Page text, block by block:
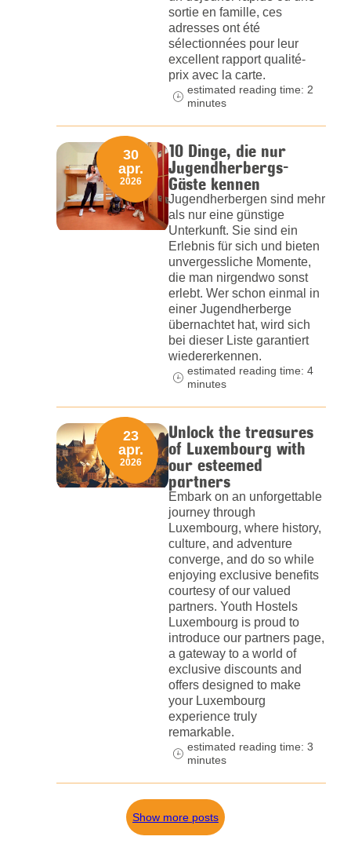
sortie en famille, ces
adresses ont été
sélectionnées pour leur
excellent rapport qualité-
prix avec la carte.
estimated reading time: 2
minutes
10 Dinge, die nur
Jugendherbergs-
Gäste kennen
Jugendherbergen sind mehr
als nur eine günstige
Unterkunft. Sie sind ein
Erlebnis für sich und bieten
unvergessliche Momente,
die man nirgendwo sonst
erlebt. Wer schon einmal in
einer Jugendherberge
übernachtet hat, wird sich
bei dieser Liste garantiert
wiedererkennen.
30
apr.
2026
estimated reading time: 4
minutes
Unlock the treasures
of Luxembourg with
our esteemed
partners
Embark on an unforgettable
journey through
Luxembourg, where history,
culture, and adventure
converge, and do so while
enjoying exclusive benefits
courtesy of our valued
partners. Youth Hostels
Luxembourg is proud to
introduce our partners page,
a gateway to a world of
exclusive discounts and
offers designed to make
your Luxembourg
experience truly
remarkable.
23
apr.
2026
estimated reading time: 3
minutes
Show more posts